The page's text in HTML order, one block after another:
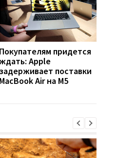
Покупателям придется
Apple
задерживает поставки
MacBook Air на M5